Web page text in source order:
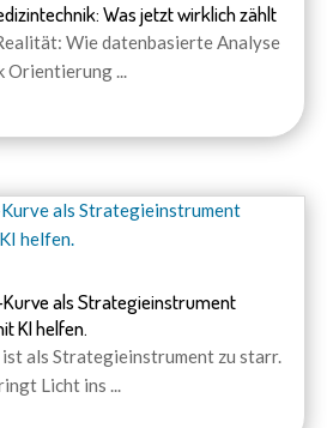
Was jetzt wirklich zählt
Wie datenbasierte Analyse
Orientierung...
als Strategieinstrument
KI helfen.
als Strategieinstrument zu starr.
Licht ins